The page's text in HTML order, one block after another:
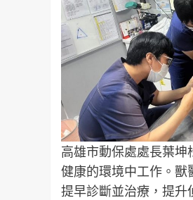
高雄市動保處處長葉
健康的環境中工作。獸
提早診斷並治療，提升